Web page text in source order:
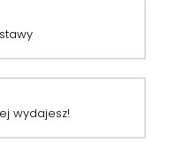
wydajesz!